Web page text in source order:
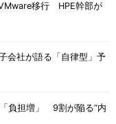
移行 HPE幹部が
会社が語る「自律型」予
負担増」 9割が陥る“内